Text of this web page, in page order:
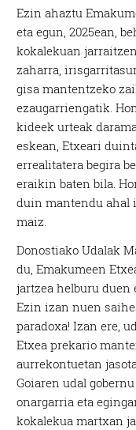
Ezin ahaztu
eta egun, 2025ean,
kokalekuan
zaharra,
gisa mantentzeko
ezaugarriengatik.
kideek urteak
eskean, Etxeari
errealitatera begira
eraikin baten bila.
duin mantendu ahal
maiz.
Donostiako Udalak
du, Emakumeen
jartzea helburu duen
Ezin izan nuen
paradoxa! Izan ere,
Etxea prekario
aurrekontuetan
Goiaren udal
onargarria eta
kokalekua martxan